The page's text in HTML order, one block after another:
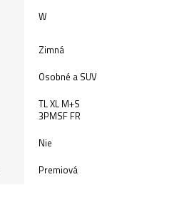
W
Zimná
Osobné a SUV
TL XL M+S
3PMSF FR
Nie
Premiová